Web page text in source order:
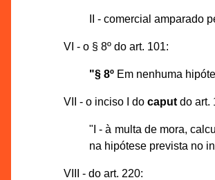
II - comercial amparado
VI - o § 8º do art. 101:
"§ 8º Em nenhuma
VII - o inciso I do caputdo art.
"I - à multa de mora,
na hipótese prevista no
VIII - do art. 220: